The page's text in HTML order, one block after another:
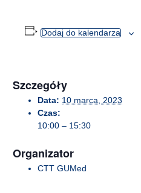
Dodaj do kalendarza
Szczegóły
Data: 10 marca, 2023
Czas:
10:00 – 15:30
Organizator
CTT GUMed